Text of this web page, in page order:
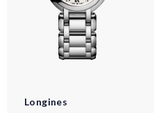
Longines